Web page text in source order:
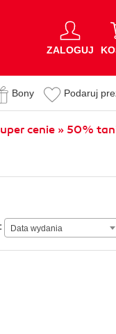
ZALOGUJ
Bony Podaruj
cenie » 50%
Data wydania
Data wydania